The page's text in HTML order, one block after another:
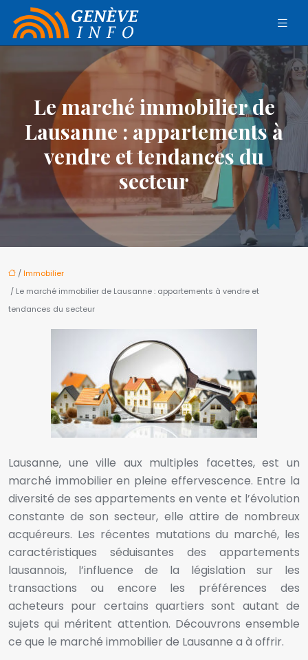
Le marché immobilier de
Lausanne : appartements à
vendre et tendances du
secteur
/Immobilier
/ Le marché immobilier de Lausanne : appartements à vendre et
tendances du secteur
Lausanne, une ville aux multiples facettes, est un
marché immobilier en pleine effervescence. Entre la
diversité de ses appartements en vente et l’évolution
constante de son secteur, elle attire de nombreux
acquéreurs. Les récentes mutations du marché, les
caractéristiques séduisantes des appartements
lausannois, l’influence de la législation sur les
transactions ou encore les préférences des
acheteurs pour certains quartiers sont autant de
sujets qui méritent attention. Découvrons ensemble
ce que le marché immobilier de Lausanne a à offrir.